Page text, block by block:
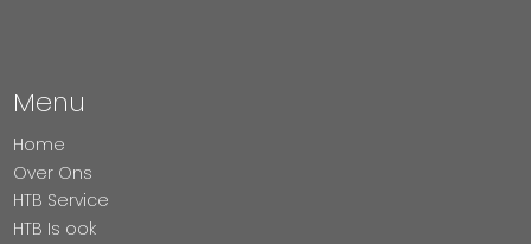
Menu
Home
Over Ons
HTB Service
HTB Is ook